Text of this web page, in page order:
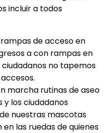
incluir a todos
de acceso en
a con rampas en
no tapemos
marcha rutinas de aseo
y los ciudadanos
nuestras mascotas
las ruedas de quienes